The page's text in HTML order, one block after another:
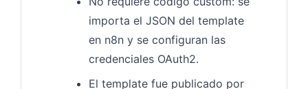
importa el JSON del template
en n8n y se configuran las
credenciales OAuth2.
El template fue publicado por